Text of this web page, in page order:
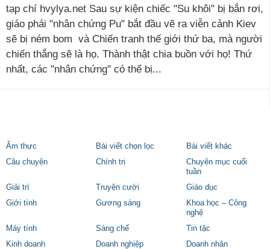
tạp chí hvylya.net Sau sự kiện chiếc "Su khôi" bị bắn rơi,
giáo phái "nhân chứng Pu" bắt đầu vẽ ra viễn cảnh Kiev
sẽ bị ném bom và Chiến tranh thế giới thứ ba, mà người
chiến thắng sẽ là họ. Thành thật chia buồn với họ! Thứ
nhất, các "nhân chứng" có thể bị...
Ẩm thực Bài viết chọn lọc
Bài viết khác
Câu chuyện
Chính trị
Chuyên mục cuối
tuần
Giải trí
Truyện cười
Giáo dục
Giới tính
Gương sáng
Khoa học – Công
nghệ
Máy tính
Sáng chế
Tin tặc
Kinh doanh
Doanh nghiệp
Doanh nhân